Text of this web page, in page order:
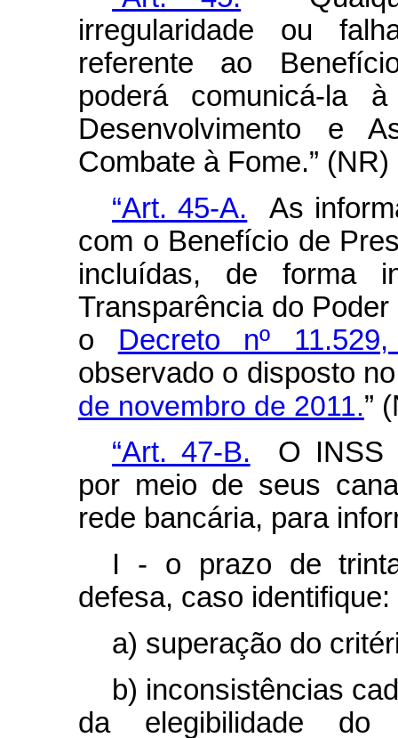
irregularidade ou
referente ao
poderá comunicá-la
Desenvolvimento e
Combate à Fome.” (NR)
“Art. 45-A. As
com o Benefício de
incluídas, de forma
Transparência do
o Decreto nº
observado o disposto
de novembro de 2011.”
“Art. 47-B. O INSS
por meio de seus
rede bancária, para
I - o prazo de
defesa, caso identifique:
a) superação do
b) inconsistências
da elegibilidade